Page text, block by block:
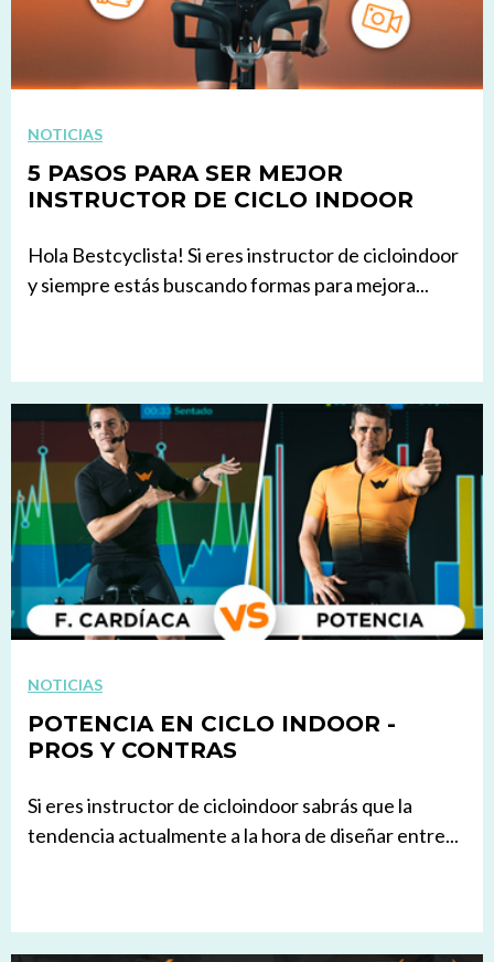
NOTICIAS
5 PASOS PARA SER MEJOR
INSTRUCTOR DE CICLO INDOOR
Hola Bestcyclista! Si eres instructor de cicloindoor
y siempre estás buscando formas para mejora...
NOTICIAS
POTENCIA EN CICLO INDOOR -
PROS Y CONTRAS
Si eres instructor de cicloindoor sabrás que la
tendencia actualmente a la hora de diseñar entre...